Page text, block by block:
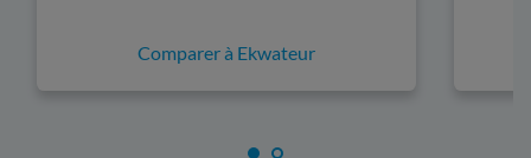
Comparer à Ekwateur